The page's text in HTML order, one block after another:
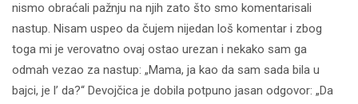
nismo obraćali pažnju na njih zato što smo komentarisali
nastup. Nisam uspeo da čujem nijedan loš komentar i zbog
toga mi je verovatno ovaj ostao urezan i nekako sam ga
odmah vezao za nastup: „Mama, ja kao da sam sada bila u
bajci, je l’ da?“ Devojčica je dobila potpuno jasan odgovor: „Da